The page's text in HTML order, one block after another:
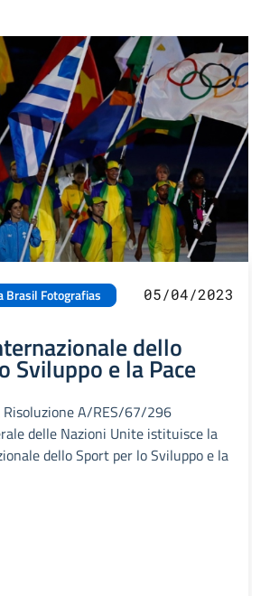
Brasil Fotografias 05/04/2023
dello
Sviluppo e la Pace
Risoluzione A/RES/67/296
delle Nazioni Unite istituisce la
dello Sport per lo Sviluppo e la